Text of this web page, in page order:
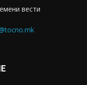
вести